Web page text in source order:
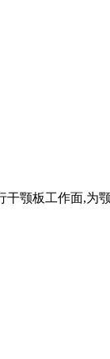
干颚板工作面,为